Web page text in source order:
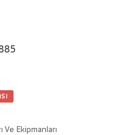
Ve Ekipmanları